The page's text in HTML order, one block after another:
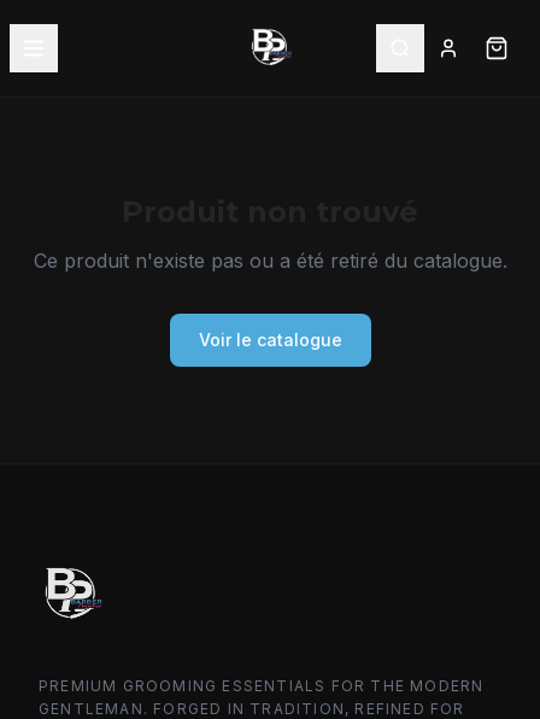
Ce produit n'existe pas ou a été retiré du catalogue.
Voir le catalogue
PREMIUM GROOMING ESSENTIALS FOR THE MODERN
GENTLEMAN. FORGED IN TRADITION, REFINED FOR